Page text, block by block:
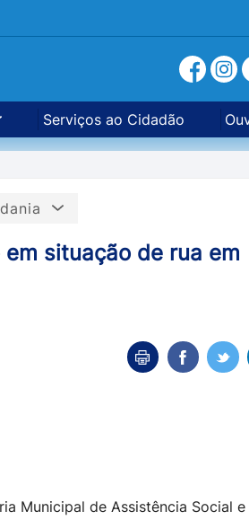
Serviços ao Cidadão
situação de rua em
Municipal de Assistência Social